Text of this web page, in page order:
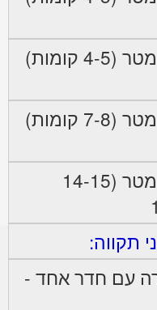
מחיר מנוף הרמה עד 15 מטר (4-5 קומות)
מחיר מנוף הרמה עד 25 מטר (7-8 קומות)
מחיר מנוף הרמה עד 45 מטר (14-15
תקווה:
עם חדר אחד -